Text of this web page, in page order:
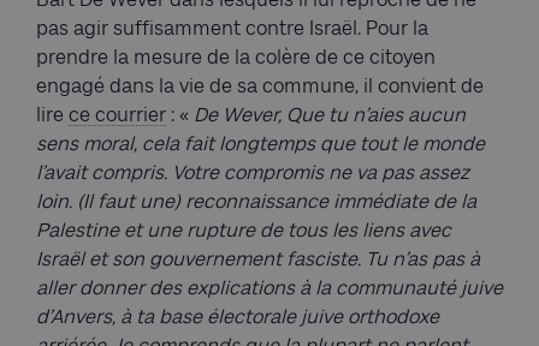
pas agir suffisamment contre Israël. Pour la
prendre la mesure de la colère de ce citoyen
engagé dans la vie de sa commune, il convient de
lire ce courrier : « De Wever, Que tu n’aies aucun
sens moral, cela fait longtemps que tout le monde
l’avait compris. Votre compromis ne va pas assez
loin. (Il faut une) reconnaissance immédiate de la
Palestine et une rupture de tous les liens avec
Israël et son gouvernement fasciste. Tu n’as pas à
aller donner des explications à la communauté juive
d’Anvers, à ta base électorale juive orthodoxe